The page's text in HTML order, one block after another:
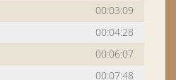
00:03:09
00:04:28
00:06:07
00:07:48